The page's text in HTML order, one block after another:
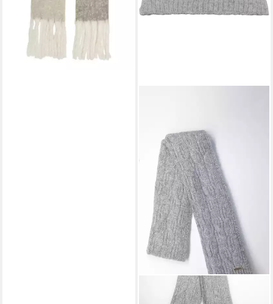
lieferbar - in 1-2 Werktagen bei dir
CHILLOUTS
Strickschal Giralda Scarf, mit